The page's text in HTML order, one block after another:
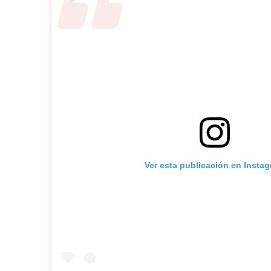
Ver esta publicación en